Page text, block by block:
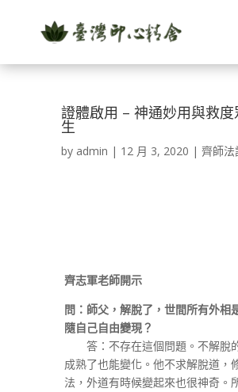
證體啟用 – 神通妙用與救度
生
by admin | 12 月 3, 2020 | 齊師法
齊志軍老師開示
問：師父，解脫了，世間所有外相
隨自己自由變現？
答：不存在這個問題。不解脫
成熟了也能變化。他不求解脫道，
法，外道有時候變起來也很神奇。